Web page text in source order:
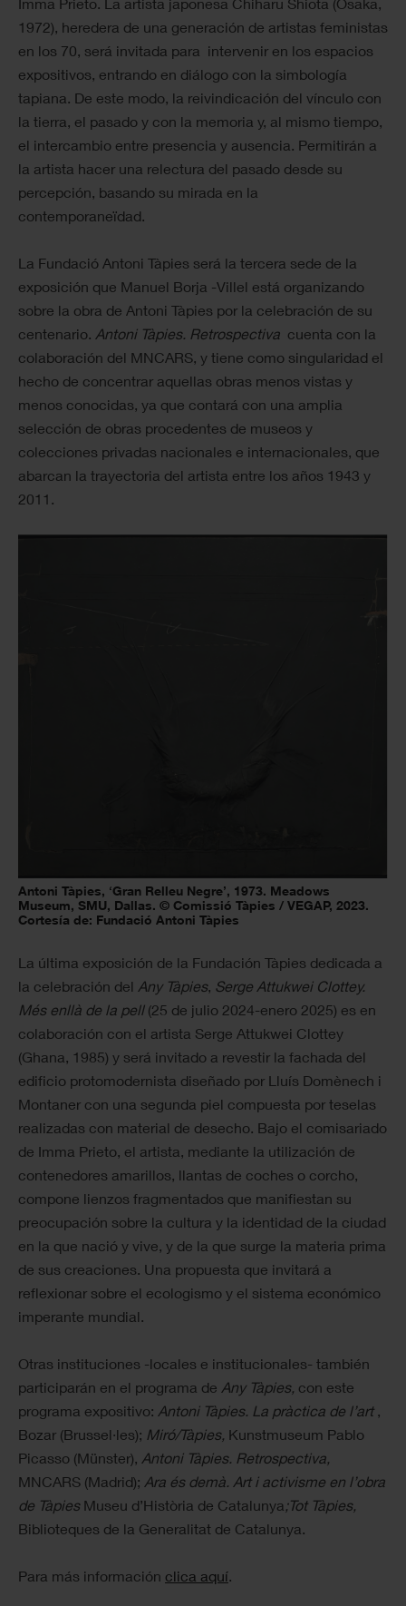
Imma Prieto. La artista japonesa Chiharu Shiota (Osaka,
1972), heredera de una generación de artistas feministas
en los 70, será invitada para intervenir en los espacios
expositivos, entrando en diálogo con la simbología
tapiana. De este modo, la reivindicación del vínculo con
la tierra, el pasado y con la memoria y, al mismo tiempo,
el intercambio entre presencia y ausencia. Permitirán a
la artista hacer una relectura del pasado desde su
percepción, basando su mirada en la
contemporaneïdad.
La Fundació Antoni Tàpies será la tercera sede de la
exposición que Manuel Borja -Villel está organizando
sobre la obra de Antoni Tàpies por la celebración de su
centenario. Antoni Tàpies. Retrospectiva cuenta con la
colaboración del MNCARS, y tiene como singularidad el
hecho de concentrar aquellas obras menos vistas y
menos conocidas, ya que contará con una amplia
selección de obras procedentes de museos y
colecciones privadas nacionales e internacionales, que
abarcan la trayectoria del artista entre los años 1943 y
2011.
Antoni Tàpies, ‘Gran Relleu Negre’, 1973. Meadows
Museum, SMU, Dallas. © Comissió Tàpies / VEGAP, 2023.
Cortesía de: Fundació Antoni Tàpies
La última exposición de la Fundación Tàpies dedicada a
la celebración del Any Tàpies, Serge Attukwei Clottey.
Més enllà de la pell (25 de julio 2024-enero 2025) es en
colaboración con el artista Serge Attukwei Clottey
(Ghana, 1985) y será invitado a revestir la fachada del
edificio protomodernista diseñado por Lluís Domènech i
Montaner con una segunda piel compuesta por teselas
realizadas con material de desecho. Bajo el comisariado
de Imma Prieto, el artista, mediante la utilización de
contenedores amarillos, llantas de coches o corcho,
compone lienzos fragmentados que manifiestan su
preocupación sobre la cultura y la identidad de la ciudad
en la que nació y vive, y de la que surge la materia prima
de sus creaciones. Una propuesta que invitará a
reflexionar sobre el ecologismo y el sistema económico
imperante mundial.
Otras instituciones -locales e institucionales- también
participarán en el programa de Any Tàpies, con este
programa expositivo: Antoni Tàpies. La pràctica de l’art,
Bozar (Brussel·les); Miró/Tàpies, Kunstmuseum Pablo
Picasso (Münster), Antoni Tàpies. Retrospectiva,
MNCARS (Madrid); Ara és demà. Art i activisme en l’obra
de Tàpies Museu d’Història de Catalunya ;Tot Tàpies,
Biblioteques de la Generalitat de Catalunya.
Para más información clica aquí.